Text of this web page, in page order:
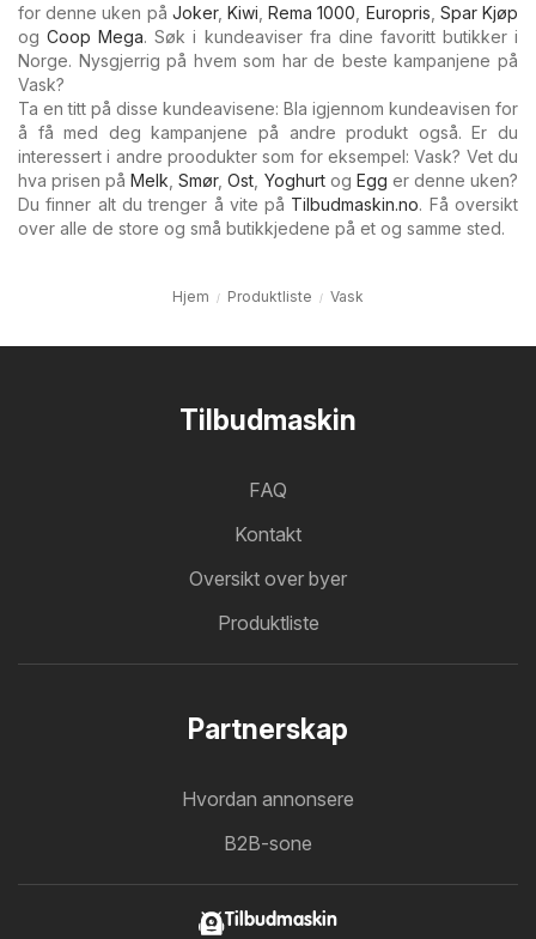
for denne uken på Joker,Kiwi ,Rema 1000 Europris Spar Kjøp
ogCoop Mega. Søk i kundeaviser fra dine favoritt butikker i
Norge. Nysgjerrig på hvem som har de beste kampanjene på
Vask?
Ta en titt på disse kundeavisene: Bla igjennom kundeavisen for
å få med deg kampanjene på andre produkt også. Er du
interessert i andre proodukter som for eksempel: Vask? Vet du
hva prisen påMelk ,Smør,Ost Yoghurtog Egg er denne uken?
Du finner alt du trenger å vite på Tilbudmaskin.no. Få oversikt
over alle de store og små butikkjedene på et og samme sted.
Hjem Produktliste Vask
Tilbudmaskin
FAQ
Kontakt
Oversikt over byer
Produktliste
Partnerskap
Hvordan annonsere
B2B-sone
Tilbudmaskin